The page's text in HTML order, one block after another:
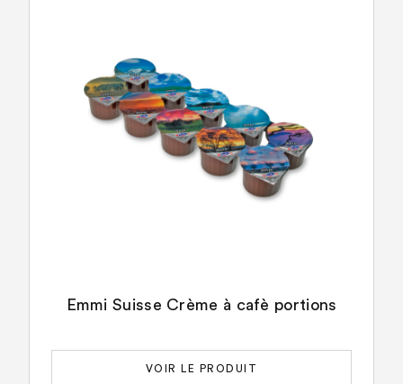
Emmi Suisse Crème à cafè portions
VOIR LE PRODUIT